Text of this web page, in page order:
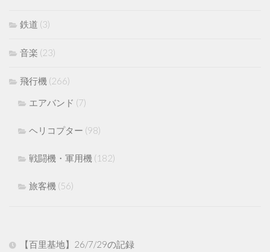
鉄道 (3)
音楽 (23)
飛行機 (266)
エアバンド (7)
ヘリコプター (98)
戦闘機・軍用機 (182)
旅客機 (56)
【百里基地】26/7/29の記録